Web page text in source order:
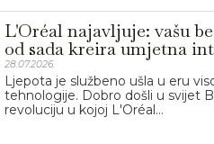
L'Oréal najavljuje: vašu
od sada kreira umjetna
28.07.2026.
Ljepota je službeno ušla u eru
tehnologije. Dobro došli u svijet
revoluciju u kojoj L'Oréal...